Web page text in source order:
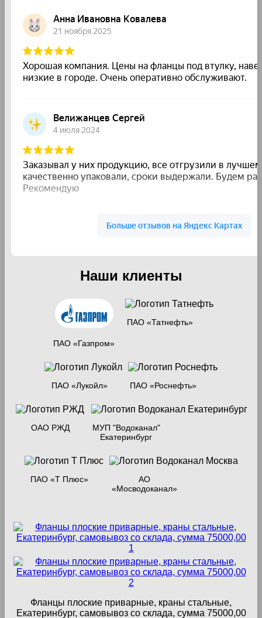
Наши клиенты
ПАО «Газпром»
ПАО «Татнефть»
ПАО «Лукойл» ПАО «Роснефть»
ОАО РЖД
МУП "Водоканал"
Екатеринбург
ПАО «Т Плюс»
АО
«Мосводоканал»
Фланцы плоские приварные, краны стальные,
Екатеринбург, самовывоз со склада, сумма 75000,00